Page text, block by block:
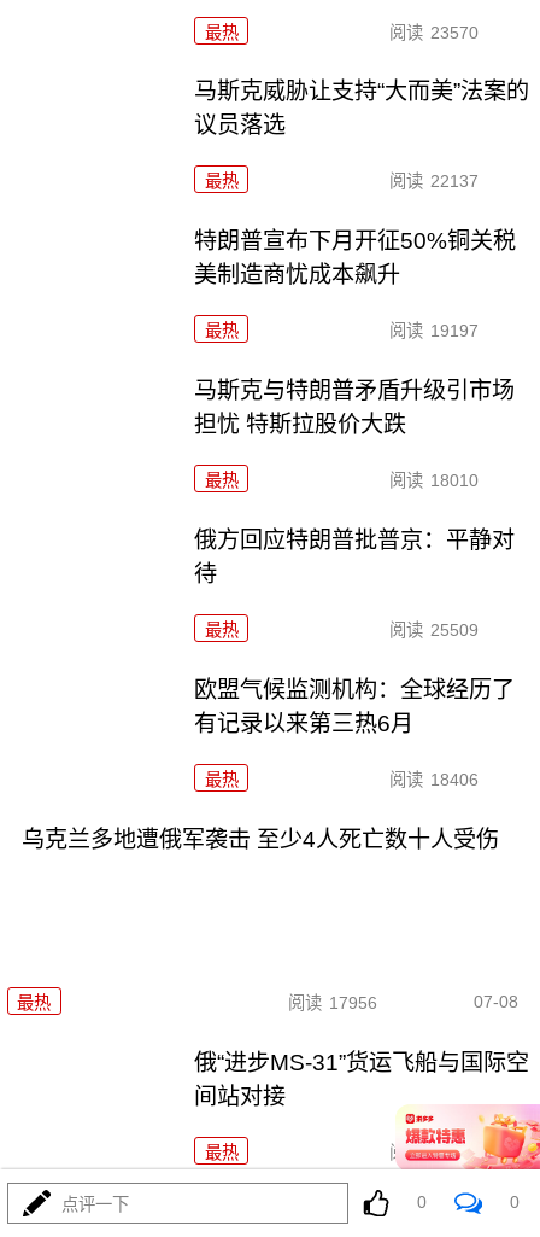
最热 阅读 23570
马斯克威胁让支持“大而美”法案的
议员落选
最热 阅读 22137
特朗普宣布下月开征50%铜关税
美制造商忧成本飙升
最热 阅读 19197
马斯克与特朗普矛盾升级引市场
担忧 特斯拉股价大跌
最热 阅读 18010
俄方回应特朗普批普京：平静对
待
最热 阅读 25509
欧盟气候监测机构：全球经历了
有记录以来第三热6月
最热 阅读 18406
乌克兰多地遭俄军袭击 至少4人死亡数十人受伤
最热 阅读 17956 07-08
俄“进步MS-31”货运飞船与国际空
间站对接
最热 阅读 16734
俄总统新闻秘书：北约是为对抗而生
点评一下 0 0